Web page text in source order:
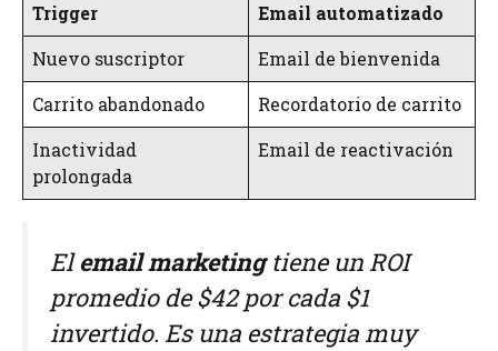
Trigger
Email automatizado
Nuevo suscriptor
Email de bienvenida
Carrito abandonado
Recordatorio de carrito
Inactividad
prolongada
Email de reactivación
Elemail marketingtiene un ROI
promedio de $42 por cada $1
invertido. Es una estrategia muy